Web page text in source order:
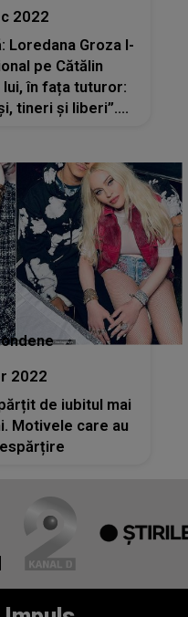
2022
Loredana Groza l-
pe Cătălin
în fața tuturor:
tineri și liberi”.
2022
de iubitul mai
Motivele care au